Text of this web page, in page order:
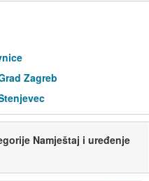
Zagreb
Namještaj i uređenje